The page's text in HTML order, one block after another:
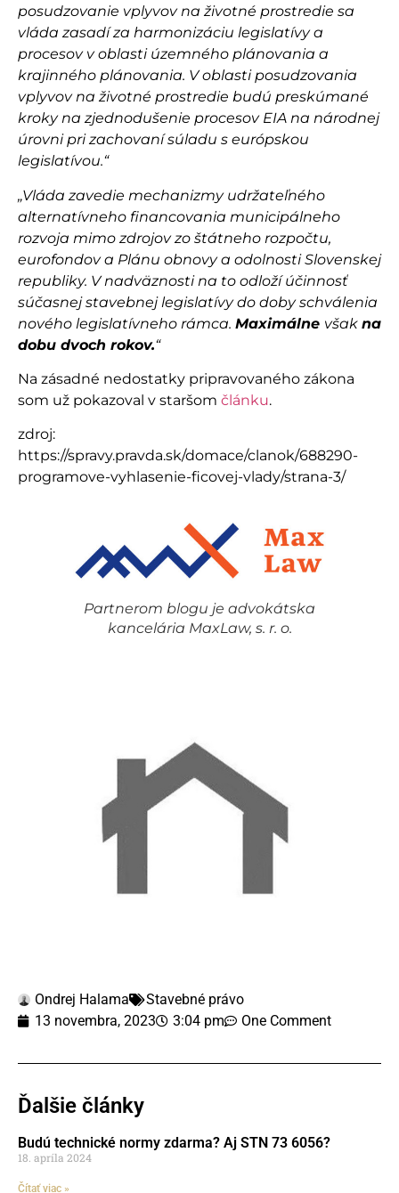
posudzovanie vplyvov na životné prostredie sa
vláda zasadí za harmonizáciu legislatívy a
procesov v oblasti územného plánovania a
krajinného plánovania. V oblasti posudzovania
vplyvov na životné prostredie budú preskúmané
kroky na zjednodušenie procesov EIA na národnej
úrovni pri zachovaní súladu s európskou
legislatívou.“
„Vláda zavedie mechanizmy udržateľného
alternatívneho financovania municipálneho
rozvoja mimo zdrojov zo štátneho rozpočtu,
eurofondov a Plánu obnovy a odolnosti Slovenskej
republiky. V nadväznosti na to odloží účinnosť
súčasnej stavebnej legislatívy do doby schválenia
nového legislatívneho rámca. Maximálne však na
dobu dvoch rokov.“
Na zásadné nedostatky pripravovaného zákona
som už pokazoval v staršom článku.
zdroj:
https://spravy.pravda.sk/domace/clanok/688290-
programove-vyhlasenie-ficovej-vlady/strana-3/
Partnerom blogu je advokátska
kancelária MaxLaw, s. r. o.
Ondrej Halama
Stavebné právo
13 novembra, 2023
3:04 pm One Comment
Ďalšie články
Budú technické normy zdarma? Aj STN 73 6056?
18. apríla 2024
Čítať viac »